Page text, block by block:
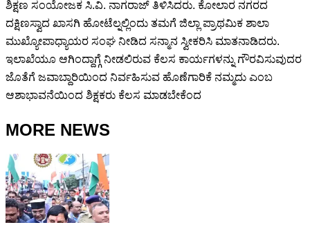
ಶಿಕ್ಷಣ ಸಂಯೋಜಕ ಸಿ.ವಿ. ನಾಗರಾಜ್ ತಿಳಿಸಿದರು. ಕೋಲಾರ ನಗರದ
ದಕ್ಷಿಣಸ್ವಾದ ಖಾಸಗಿ ಹೋಟೆಲ್ನಲ್ಲಿಂದು ತಮಗೆ ಜಿಲ್ಲಾ ಪ್ರಾಥಮಿಕ ಶಾಲಾ
ಮುಖ್ಯೋಪಾಧ್ಯಾಯರ ಸಂಘ ನೀಡಿದ ಸನ್ಮಾನ ಸ್ವೀಕರಿಸಿ ಮಾತನಾಡಿದರು.
ಇಲಾಖೆಯೂ ಆಗಿಂದ್ದಾಗ್ಗೆ ನೀಡಲಿರುವ ಕೆಲಸ ಕಾರ್ಯಗಳನ್ನು ಗೌರವಿಸುವುದರ
ಜೊತೆಗೆ ಜವಾಬ್ದಾರಿಯಿಂದ ನಿರ್ವಹಿಸುವ ಹೊಣೆಗಾರಿಕೆ ನಮ್ಮದು ಎಂಬ
ಆಶಾಭಾವನೆಯಿಂದ ಶಿಕ್ಷಕರು ಕೆಲಸ ಮಾಡಬೇಕೆಂದ
MORE NEWS